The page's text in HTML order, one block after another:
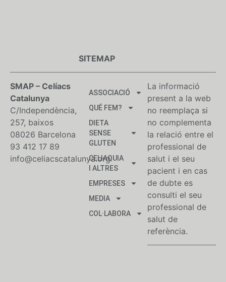
SMAP – Celíacs
Catalunya
C/Independència,
257, baixos
08026 Barcelona
93 412 17 89
info@celiacscatalunya.org
SITEMAP
ASSOCIACIÓ
QUÉ FEM?
DIETA
SENSE
GLUTEN
CELIAQUIA
I ALTRES
EMPRESES
MEDIA
COL·LABORA
La informació
present a la web
no reemplaça si
no complementa
la relació entre el
professional de
salut i el seu
pacient i en cas
de dubte es
consulti el seu
professional de
salut de
referència.